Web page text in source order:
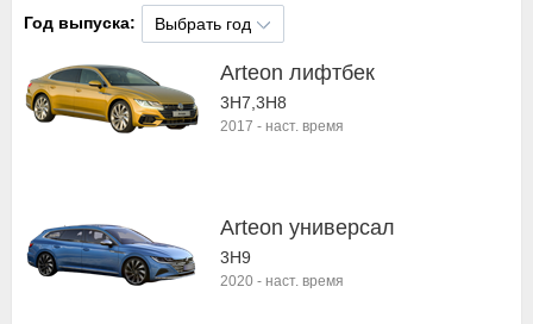
Год выпуска: Выбрать год
Arteon лифтбек
3H7,3H8
2017 - наст. время
Arteon универсал
3H9
2020 - наст. время